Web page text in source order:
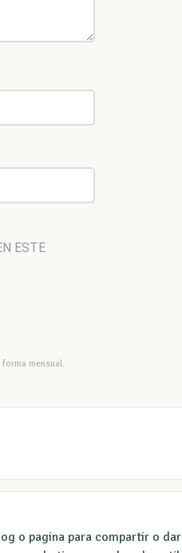
ESTE
mensual.
o pagina para compartir o dar